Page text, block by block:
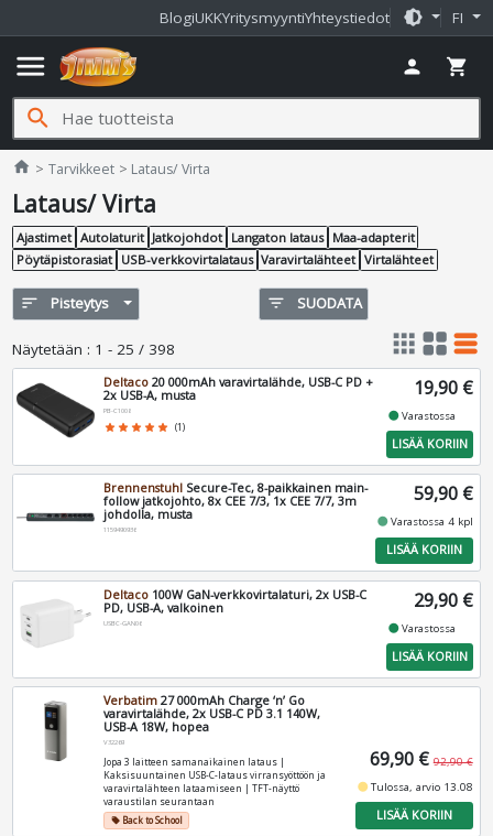
BlogiUKKYritysmyyntiYhteystiedot brightness_medium FI
menu person shopping_cart
search
home Jimms.fi
Tarvikkeet Lataus/ Virta
Lataus/ Virta
Ajastimet Autolaturit Jatkojohdot Langaton lataus
Maa-adapterit
Pöytäpistorasiat USB-verkkovirtalataus Varavirtalähteet Virtalähteet
sort Pisteytys filter_list SUODATA
Näytetään : 1 - 25 / 398 apps grid_view table_rows
Deltaco 20 000mAh varavirtalähde, USB-C PD +
2x USB-A, musta
PB-C1008
star star star star star (1)
19,90 €
fiber_manual_recordVarastossa
LISÄÄ KORIIN
Brennenstuhl Secure-Tec, 8-paikkainen main-
follow jatkojohto, 8x CEE 7/3, 1x CEE 7/7, 3m
johdolla, musta
1159490936
59,90 €
fiber_manual_recordVarastossa 4 kpl
LISÄÄ KORIIN
Deltaco 100W GaN-verkkovirtalaturi, 2x USB-C
PD, USB-A, valkoinen
USBC-GAN06
29,90 €
fiber_manual_recordVarastossa
LISÄÄ KORIIN
Verbatim 27 000mAh Charge ‘n’ Go
varavirtalähde, 2x USB-C PD 3.1 140W,
USB-A 18W, hopea
V32269
Jopa 3 laitteen samanaikainen lataus |
Kaksisuuntainen USB-C-lataus virransyöttöön ja
varavirtalähteen lataamiseen | TFT-näyttö
varaustilan seurantaan
local_offerBack to School
69,90 € 92,90 €
fiber_manual_recordTulossa, arvio 13.08
LISÄÄ KORIIN